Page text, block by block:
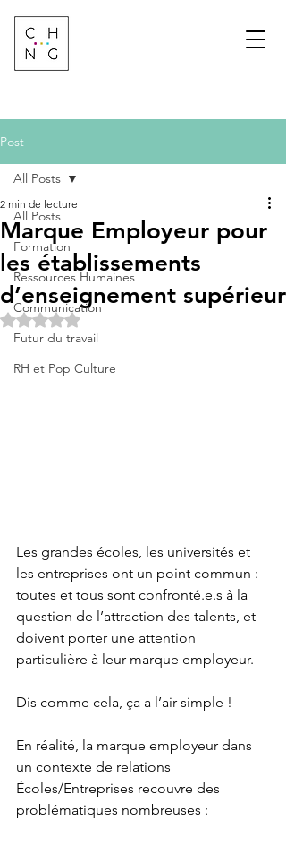
Post
All Posts
Formation
Ressources Humaines
Communication
Futur du travail
RH et Pop Culture
All Posts
Marque Employeur pour
les établissements
d’enseignement supérieur
2 min de lecture
Noté NaN étoiles sur 5.
Les grandes écoles, les universités et
les entreprises ont un point commun :
toutes et tous sont confronté.e.s à la
question de l’attraction des talents, et
doivent porter une attention
particulière à leur marque employeur.
Dis comme cela, ça a l’air simple !
En réalité, la marque employeur dans
un contexte de relations
Écoles/Entreprises recouvre des
problématiques nombreuses :